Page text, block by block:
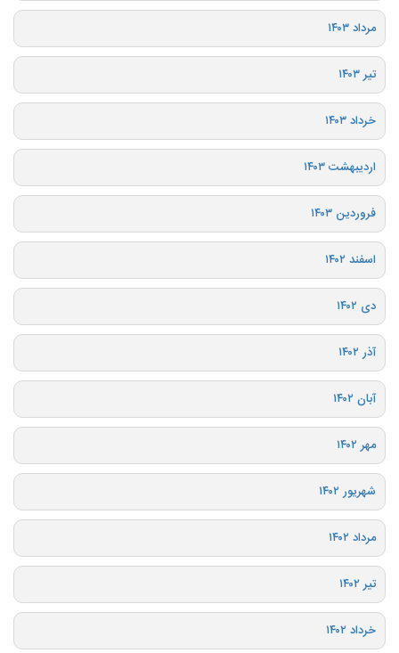
مرداد ۱۴۰۳
تیر ۱۴۰۳
خرداد ۱۴۰۳
اردیبهشت ۱۴۰۳
فروردین ۱۴۰۳
اسفند ۱۴۰۲
دی ۱۴۰۲
آذر ۱۴۰۲
آبان ۱۴۰۲
مهر ۱۴۰۲
شهریور ۱۴۰۲
مرداد ۱۴۰۲
تیر ۱۴۰۲
خرداد ۱۴۰۲